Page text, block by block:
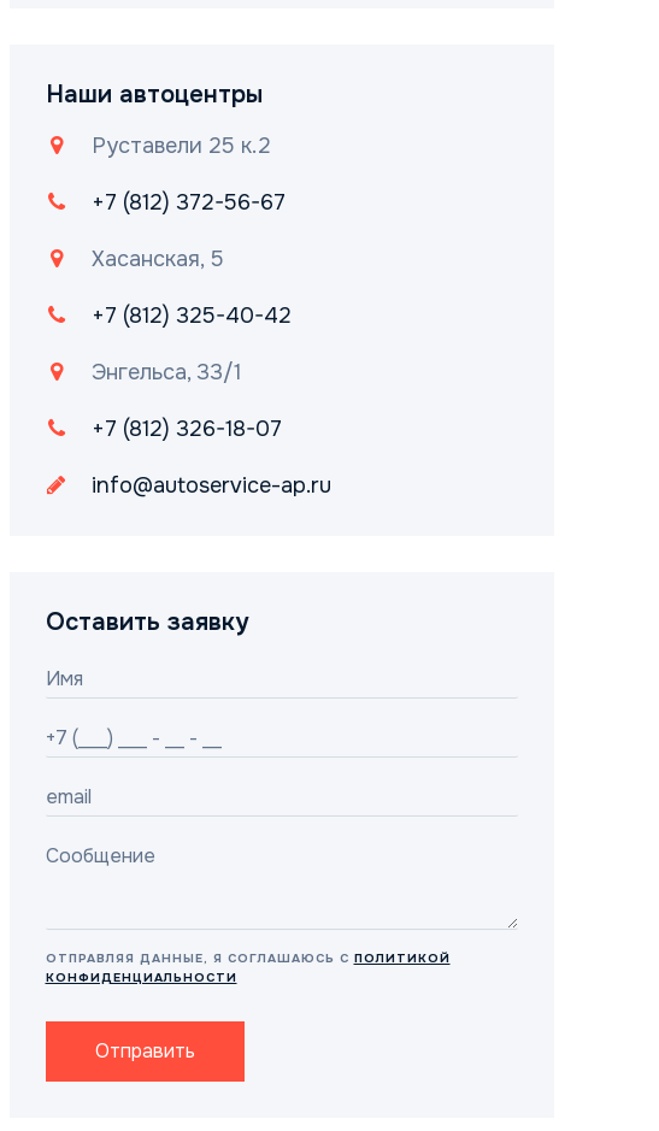
Наши автоцентры
Руставели 25 к.2
+7 (812) 372-56-67
Хасанская, 5
+7 (812) 325-40-42
Энгельса, 33/1
+7 (812) 326-18-07
info@autoservice-ap.ru
Оставить заявку
ОТПРАВЛЯЯ ДАННЫЕ, Я СОГЛАШАЮСЬ С ПОЛИТИКОЙ
КОНФИДЕНЦИАЛЬНОСТИ
Отправить